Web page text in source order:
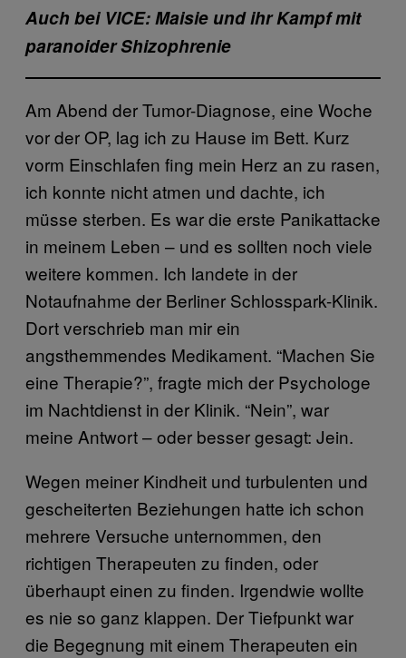
Auch bei VICE: Maisie und ihr Kampf mit
paranoider Shizophrenie
Am Abend der Tumor-Diagnose, eine Woche
vor der OP, lag ich zu Hause im Bett. Kurz
vorm Einschlafen fing mein Herz an zu rasen,
ich konnte nicht atmen und dachte, ich
müsse sterben. Es war die erste Panikattacke
in meinem Leben – und es sollten noch viele
weitere kommen. Ich landete in der
Notaufnahme der Berliner Schlosspark-Klinik.
Dort verschrieb man mir ein
angsthemmendes Medikament. “Machen Sie
eine Therapie?”, fragte mich der Psychologe
im Nachtdienst in der Klinik. “Nein”, war
meine Antwort – oder besser gesagt: Jein.
Wegen meiner Kindheit und turbulenten und
gescheiterten Beziehungen hatte ich schon
mehrere Versuche unternommen, den
richtigen Therapeuten zu finden, oder
überhaupt einen zu finden. Irgendwie wollte
es nie so ganz klappen. Der Tiefpunkt war
die Begegnung mit einem Therapeuten ein